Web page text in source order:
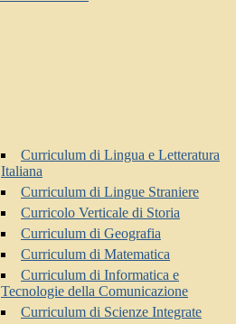
Curriculum di Lingua e Letteratura
Italiana
Curriculum di Lingue Straniere
Curricolo Verticale di Storia
Curriculum di Geografia
Curriculum di Matematica
Curriculum di Informatica e
Tecnologie della Comunicazione
Curriculum di Scienze Integrate